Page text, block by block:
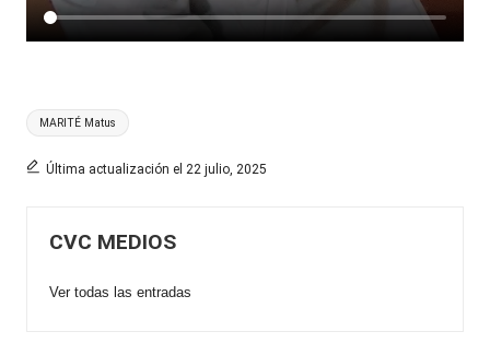
Etiquetas:
MARITÉ Matus
Última actualización el 22 julio, 2025
CVC MEDIOS
Ver todas las entradas